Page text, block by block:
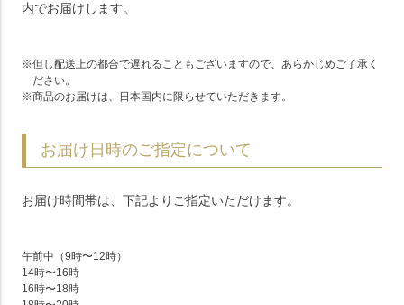
内でお届けします。
但し配送上の都合で遅れることもございますので、あらかじめご了承く
ださい。
商品のお届けは、日本国内に限らせていただきます。
お届け日時のご指定について
お届け時間帯は、下記よりご指定いただけます。
午前中（9時〜12時）
14時〜16時
16時〜18時